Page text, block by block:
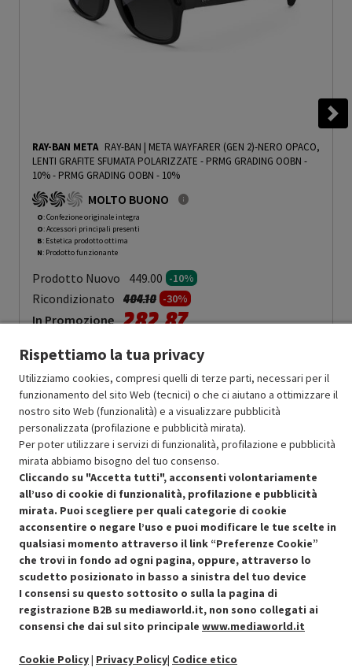
RAY-BAN META RAY-BAN | META WAYFARER (GEN 2)-NERO OPACO,
LENTI GRAFITE SFUMATA POLARIZZATE - PRMG GRADING OOBN -
10%- PRMG GRADING OOBN - 10%
MOLTO BUONO
O: Confezione originale integra
O: Accessori principali presenti
B: Estetica prodotto ottima
N: Prodotto funzionante
Prodotto Nuovo 449.00 -10%
Ricondizionato Prezzo ridotto da
404.10a-30%
In Promozione 282.87
Aggiungi al carrello
SCONTO RICONDIZIONATI
Approfitta dello sconto del 30% sul prodotto ricondizionato.
Condizioni generali di vendita
Cookie Policy
Preferenze cookie
Informativa privacy
Recedere dal contratto qui
Rispettiamo la tua privacy
Utilizziamo cookies, compresi quelli di terze parti, necessari per il
funzionamento del sito Web (tecnici) o che ci aiutano a ottimizzare il
nostro sito Web (funzionalità) e a visualizzare pubblicità
personalizzata (profilazione e pubblicità mirata).
Per poter utilizzare i servizi di funzionalità, profilazione e pubblicità
mirata abbiamo bisogno del tuo consenso.
Cliccando su "Accetta tutti", acconsenti volontariamente
all’uso di cookie di funzionalità, profilazione e pubblicità
mirata. Puoi scegliere per quali categorie di cookie
acconsentire o negare l’uso e puoi modificare le tue scelte in
qualsiasi momento attraverso il link “Preferenze Cookie”
che trovi in fondo ad ogni pagina, oppure, attraverso lo
scudetto posizionato in basso a sinistra del tuo device
I consensi su questo sottosito o sulla la pagina di
registrazione B2B su mediaworld.it, non sono collegati ai
consensi che dai sul sito principale www.mediaworld.it
Cookie Policy| Privacy Policy| Codice etico